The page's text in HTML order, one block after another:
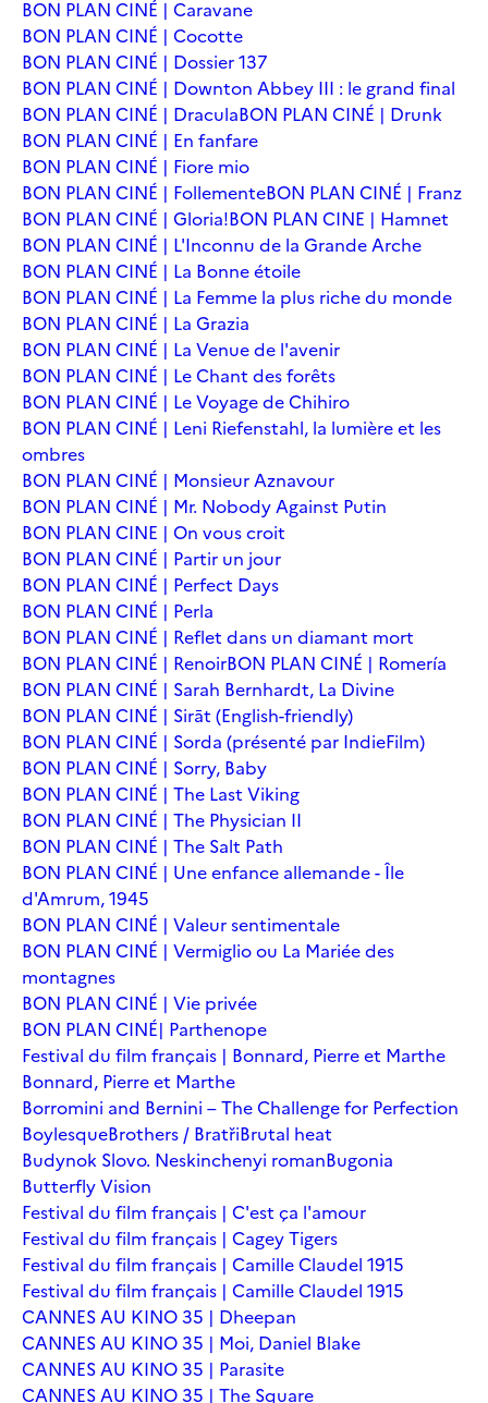
BON PLAN CINÉ | Caravane
BON PLAN CINÉ | Cocotte
BON PLAN CINÉ | Dossier 137
BON PLAN CINÉ | Downton Abbey III : le grand final
BON PLAN CINÉ | DraculaBON PLAN CINÉ | Drunk
BON PLAN CINÉ | En fanfare
BON PLAN CINÉ | Fiore mio
BON PLAN CINÉ | FollementeBON PLAN CINÉ | Franz
BON PLAN CINÉ | Gloria!BON PLAN CINE | Hamnet
BON PLAN CINÉ | L'Inconnu de la Grande Arche
BON PLAN CINÉ | La Bonne étoile
BON PLAN CINÉ | La Femme la plus riche du monde
BON PLAN CINÉ | La Grazia
BON PLAN CINÉ | La Venue de l'avenir
BON PLAN CINÉ | Le Chant des forêts
BON PLAN CINÉ | Le Voyage de Chihiro
BON PLAN CINÉ | Leni Riefenstahl, la lumière et les
ombres
BON PLAN CINÉ | Monsieur Aznavour
BON PLAN CINÉ | Mr. Nobody Against Putin
BON PLAN CINE | On vous croit
BON PLAN CINÉ | Partir un jour
BON PLAN CINÉ | Perfect Days
BON PLAN CINÉ | Perla
BON PLAN CINÉ | Reflet dans un diamant mort
BON PLAN CINÉ | RenoirBON PLAN CINÉ | Romería
BON PLAN CINÉ | Sarah Bernhardt, La Divine
BON PLAN CINÉ | Sirāt (English-friendly)
BON PLAN CINÉ | Sorda (présenté par IndieFilm)
BON PLAN CINÉ | Sorry, Baby
BON PLAN CINÉ | The Last Viking
BON PLAN CINÉ | The Physician II
BON PLAN CINÉ | The Salt Path
BON PLAN CINÉ | Une enfance allemande - Île
d'Amrum, 1945
BON PLAN CINÉ | Valeur sentimentale
BON PLAN CINÉ | Vermiglio ou La Mariée des
montagnes
BON PLAN CINÉ | Vie privée
BON PLAN CINÉ| Parthenope
Festival du film français | Bonnard, Pierre et Marthe
Bonnard, Pierre et Marthe
Borromini and Bernini – The Challenge for Perfection
BoylesqueBrothers / BratřiBrutal heat
Budynok Slovo. Neskinchenyi romanBugonia
Butterfly Vision
Festival du film français | C'est ça l'amour
Festival du film français | Cagey Tigers
Festival du film français | Camille Claudel 1915
Festival du film français | Camille Claudel 1915
CANNES AU KINO 35 | Dheepan
CANNES AU KINO 35 | Moi, Daniel Blake
CANNES AU KINO 35 | Parasite
CANNES AU KINO 35 | The Square